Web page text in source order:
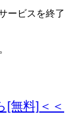
ービスを終了
[無料]＜＜